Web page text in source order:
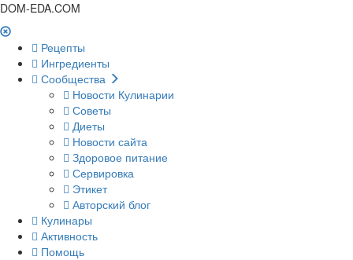
DOM-EDA.COM
Рецепты
Ингредиенты
Сообщества
Новости Кулинарии
Советы
Диеты
Новости сайта
Здоровое питание
Сервировка
Этикет
Авторский блог
Кулинары
Активность
Помощь